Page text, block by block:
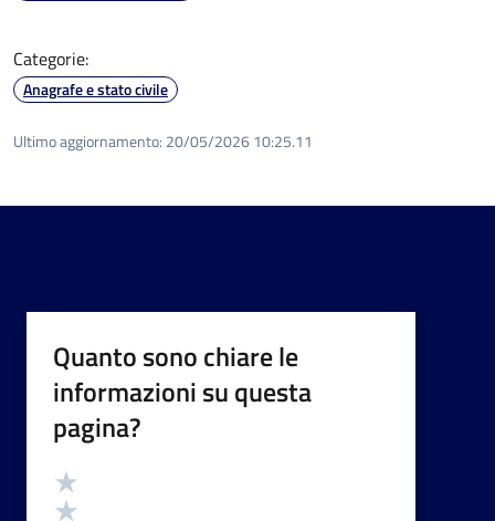
Categorie:
Anagrafe e stato civile
Ultimo aggiornamento: 20/05/2026 10:25.11
Quanto sono chiare le
informazioni su questa
pagina?
Valutazione